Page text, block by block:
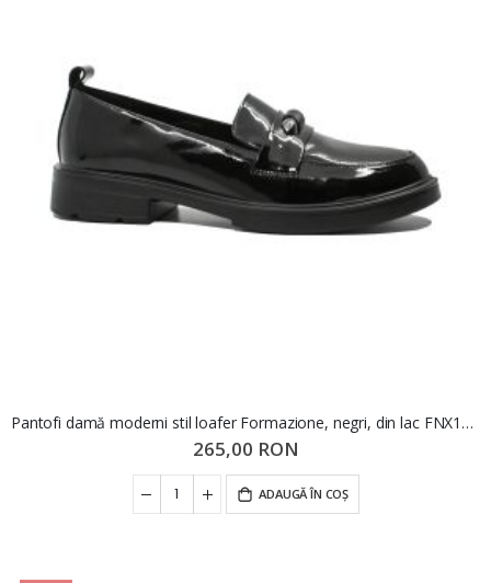
Pantofi damă moderni stil loafer Formazione, negri, din lac FNX1227
265,00 RON
ADAUGĂ ÎN COȘ